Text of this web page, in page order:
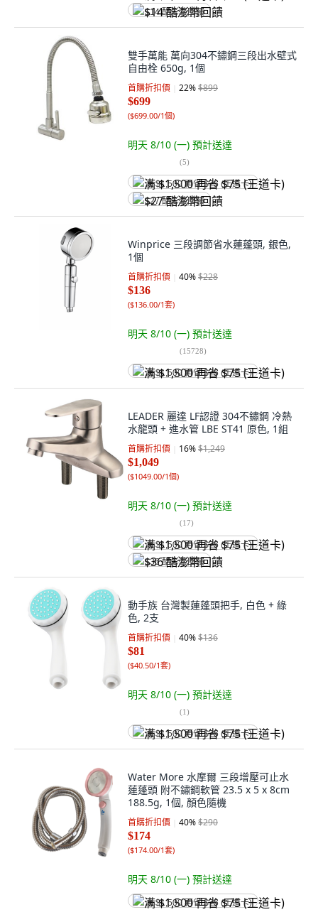
$14 酷澎幣回饋
雙手萬能 萬向304不鏽鋼三段出水壁式
自由栓 650g, 1個
首購折扣價 22%$899
$699
($699.00/1個)
明天 8/10 (一) 預計送達
(5)
满 $1,500 再省 $75 (王道卡)
$27 酷澎幣回饋
Winprice 三段調節省水蓮蓬頭, 銀色,
1個
首購折扣價 40%$228
$136
($136.00/1套)
明天 8/10 (一) 預計送達
(15728)
满 $1,500 再省 $75 (王道卡)
LEADER 麗達 LF認證 304不鏽鋼 冷熱
水龍頭 + 進水管 LBE ST41 原色, 1組
首購折扣價 16%$1,249
$1,049
($1049.00/1個)
明天 8/10 (一) 預計送達
(17)
满 $1,500 再省 $75 (王道卡)
$36 酷澎幣回饋
動手族 台灣製蓮蓬頭把手, 白色 + 綠
色, 2支
首購折扣價 40%$136
$81
($40.50/1套)
明天 8/10 (一) 預計送達
(1)
满 $1,500 再省 $75 (王道卡)
Water More 水摩爾 三段增壓可止水
蓮蓬頭 附不鏽鋼軟管 23.5 x 5 x 8cm
188.5g, 1個, 顏色隨機
首購折扣價 40%$290
$174
($174.00/1套)
明天 8/10 (一) 預計送達
满 $1,500 再省 $75 (王道卡)